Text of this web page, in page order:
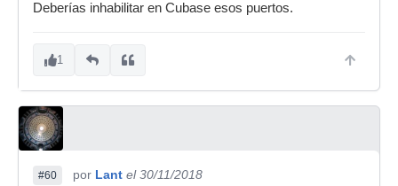
Deberías inhabilitar en Cubase esos puertos.
1
#60 por Lant el 30/11/2018